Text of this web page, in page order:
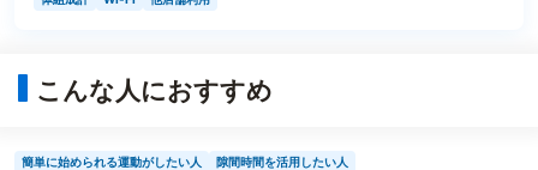
こんな人におすすめ
簡単に始められる運動がしたい人
隙間時間を活用したい人